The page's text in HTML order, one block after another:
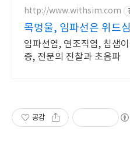
http://www.withsim.com
목멍울, 임파선은 위드
임파선염, 연조직염, 침샘
증, 전문의 진찰과 초음파
공감